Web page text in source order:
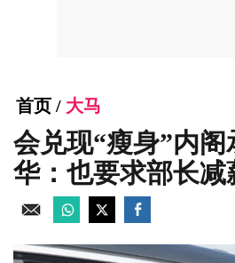
首页 / 大马
会兑现“瘦身”内阁
华：也要求部长减